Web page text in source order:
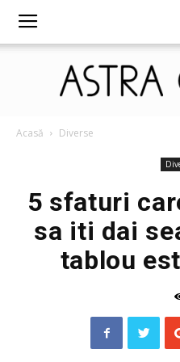
Acasă Diverse
5 sfaturi
sa iti dai
tablou